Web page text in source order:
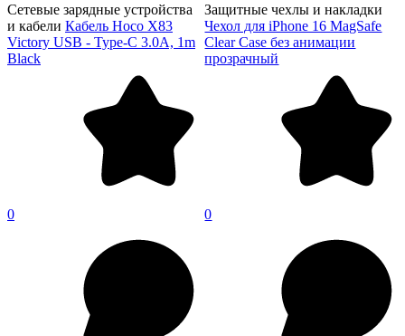
Сетевые зарядные устройства
и кабели Кабель Hoco X83
Victory USB - Type-C 3.0A, 1m
Black
0
Защитные чехлы и накладки
Чехол для iPhone 16 MagSafe
Clear Case без анимации
прозрачный
0